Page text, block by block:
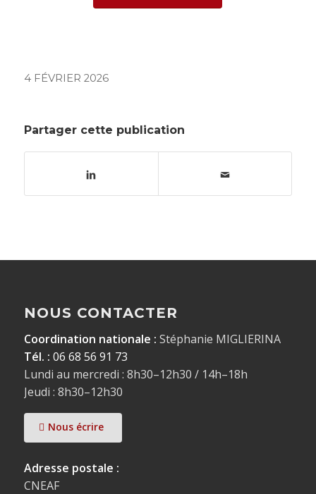
4 FÉVRIER 2026
Partager cette publication
NOUS CONTACTER
Coordination nationale : Stéphanie MIGLIERINA
Tél. : 06 68 56 91 73
Lundi au mercredi : 8h30–12h30 / 14h–18h
Jeudi : 8h30–12h30
Nous écrire
Adresse postale :
CNEAF